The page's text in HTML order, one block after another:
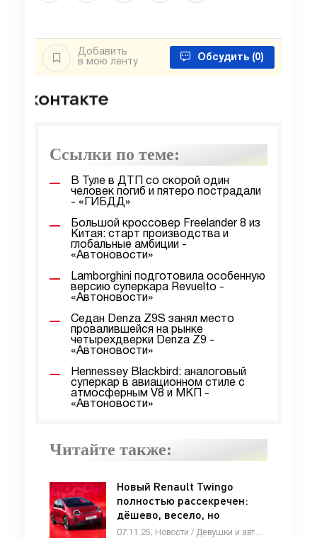
Добавить
в мою ленту
Обсудить (0)
Ссылки по теме:
В Туле в ДТП со скорой один
человек погиб и пятеро пострадали
- «ГИБДД»
Большой кроссовер Freelander 8 из
Китая: старт производства и
глобальные амбиции -
«Автоновости»
Lamborghini подготовила особенную
версию суперкара Revuelto -
«Автоновости»
Седан Denza Z9S занял место
провалившейся на рынке
четырехдверки Denza Z9 -
«Автоновости»
Hennessey Blackbird: аналоговый
суперкар в авиационном стиле с
атмосферным V8 и МКП -
«Автоновости»
Читайте также:
Новый Renault Twingo
полностью рассекречен:
дёшево, весело, но
недалеко (до 263 км) -
07.11.25, Новости / Девушки и автомобили / Тест-драйвы / Отзывы автовладельцев / Стоп Хам / Видео новости / Каталог авто